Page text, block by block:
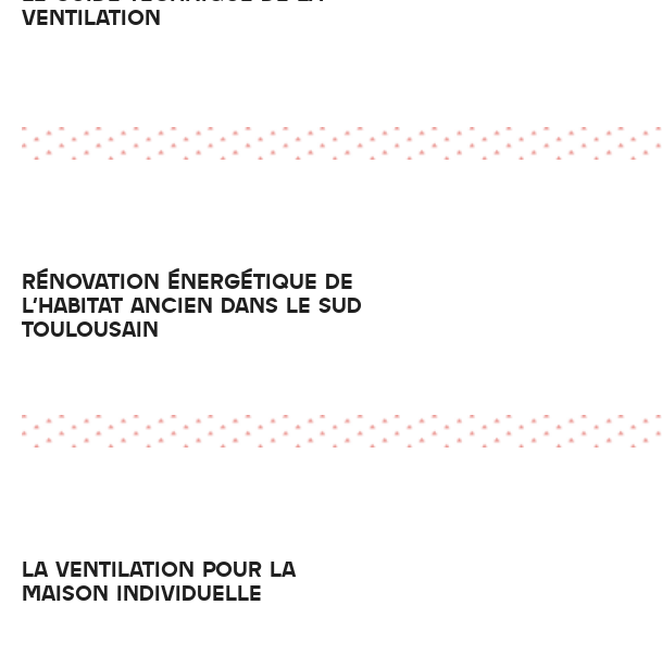
VENTILATION
RÉNOVATION ÉNERGÉTIQUE DE
L'HABITAT ANCIEN DANS LE SUD
TOULOUSAIN
LA VENTILATION POUR LA
MAISON INDIVIDUELLE